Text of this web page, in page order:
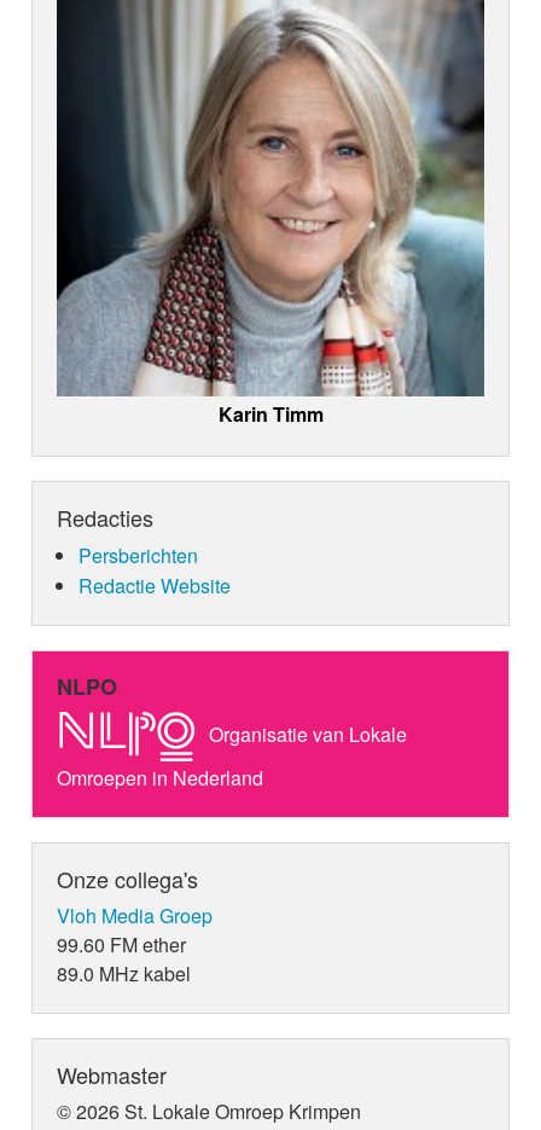
Karin Timm
Redacties
Persberichten
Redactie Website
NLPO
Organisatie van Lokale
Omroepen in Nederland
Onze collega's
Vloh Media Groep
99.60 FM ether
89.0 MHz kabel
Webmaster
© 2026 St. Lokale Omroep Krimpen